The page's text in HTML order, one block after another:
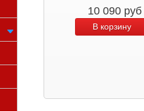
10 090 руб